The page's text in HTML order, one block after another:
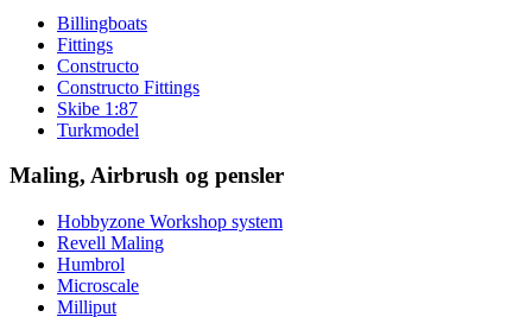
Billingboats
Fittings
Constructo
Constructo Fittings
Skibe 1:87
Turkmodel
Maling, Airbrush og pensler
Hobbyzone Workshop system
Revell Maling
Humbrol
Microscale
Milliput